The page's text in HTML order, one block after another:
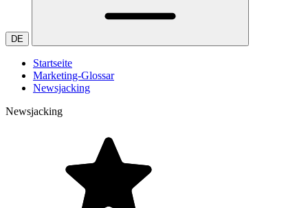
DE
Startseite
Marketing-Glossar
Newsjacking
Newsjacking